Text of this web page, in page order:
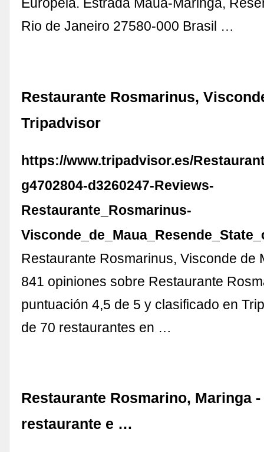
Rio de Janeiro 27580-000 Brasil …
Restaurante Rosmarinus,
Tripadvisor
https://www.tripadvisor.es/
g4702804-d3260247-Reviews-
Restaurante_Rosmarinus-
Restaurante Rosmarinus, Visconde de
841 opiniones sobre Restaurante
puntuación 4,5 de 5 y clasificado en
de 70 restaurantes en …
Restaurante Rosmarino, Maringa
restaurante e …